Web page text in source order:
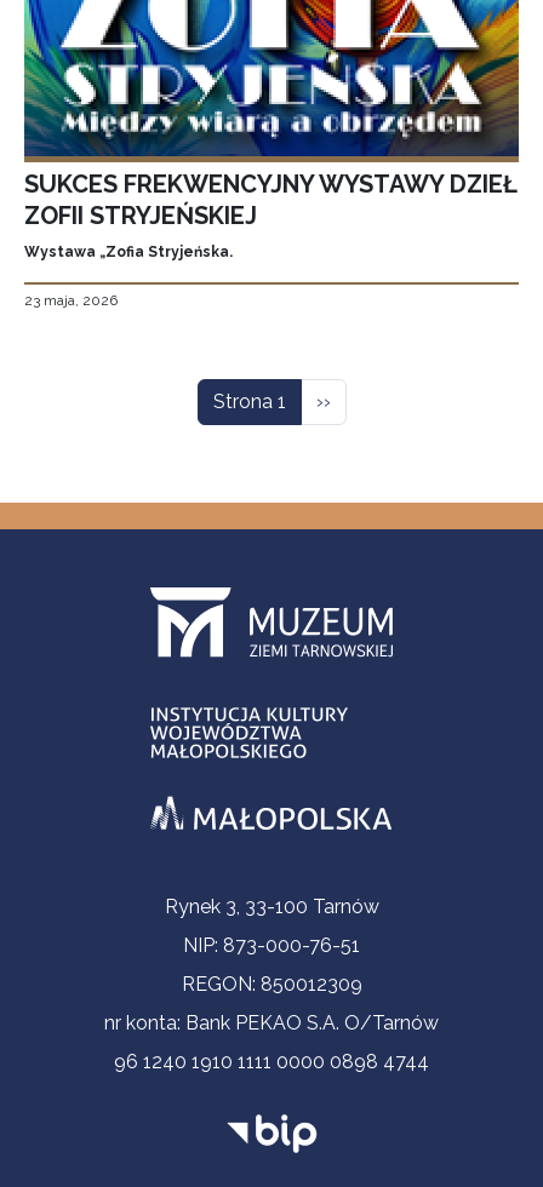
SUKCES FREKWENCYJNY WYSTAWY DZIEŁ
ZOFII STRYJEŃSKIEJ
Wystawa „Zofia Stryjeńska.
23 maja, 2026
Strona 1 Następna strona
››
Informacje kontaktoweRynek 3, 33-100 Tarnów
NIP: 873-000-76-51
REGON: 850012309
nr konta: Bank PEKAO S.A. O/Tarnów
96 1240 1910 1111 0000 0898 4744